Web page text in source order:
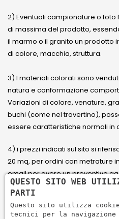
2) Eventuali campionature o foto
di massima del prodotto,
il marmo o il granito un prodotto
di colore, macchia, struttura.
3) I materiali colorati sono
natura e conformazione
Variazioni di colore, venature,
buchi (come nel travertino),
essere caratteristiche normali in
4) i prezzi indicati sul sito si
20 mq, per ordini con metrature
email per avere un preventivo
il cliente.
5) Paga con Carta di credito
QUESTO SITO WEB
PARTI
Questo sito utilizza cookie
tecnici per la navigazione